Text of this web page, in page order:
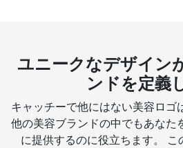
ユニークなデザイン
ンドを定義
キャッチーで他にはない美容ロゴ
他の美容ブランドの中でもあなた
に提供するのに役立ちます。